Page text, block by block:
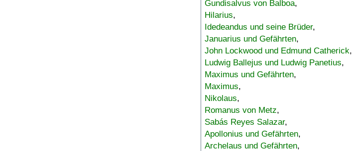
Gundisalvus von Balboa,
Hilarius,
Idedeandus und seine Brüder,
Januarius und Gefährten,
John Lockwood und Edmund Catherick,
Ludwig Ballejus und Ludwig Panetius,
Maximus und Gefährten,
Maximus,
Nikolaus,
Romanus von Metz,
Sabás Reyes Salazar,
Apollonius und Gefährten,
Archelaus und Gefährten,